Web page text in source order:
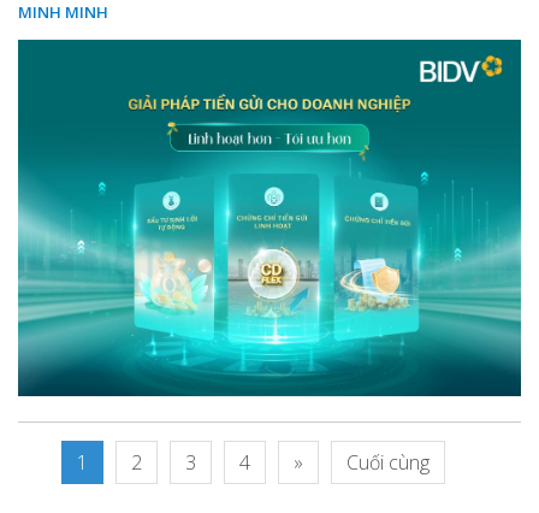
MINH MINH
1 2 3 4 » Cuối cùng